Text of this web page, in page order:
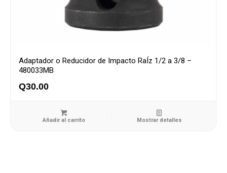
Adaptador o Reducidor de Impacto RaÍz 1/2 a 3/8 –
480033MB
Q30.00
Añadir al carrito Mostrar detalles